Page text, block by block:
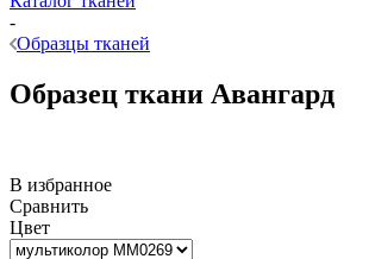
-
Образцы тканей
Образец ткани Авангард
В избранное
Сравнить
Цвет